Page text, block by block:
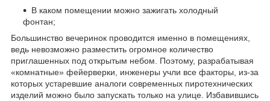
В каком помещении можно зажигать холодный
фонтан;
Большинство вечеринок проводится именно в помещениях,
ведь невозможно разместить огромное количество
приглашенных под открытым небом. Поэтому, разрабатывая
«комнатные» фейерверки, инженеры учли все факторы, из-за
которых устаревшие аналоги современных пиротехнических
изделий можно было запускать только на улице. Избавившись